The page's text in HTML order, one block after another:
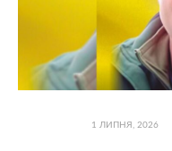
1 ЛИПНЯ, 2026